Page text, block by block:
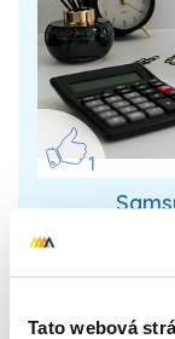
Tato webová
1
Maximální